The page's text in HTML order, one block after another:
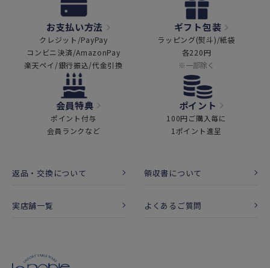
お支払い方法
クレジット/PayPay
コンビニ決済/AmazonPay
楽天ペイ/銀行振込/代金引換
ギフト包装
ラッピング(熨斗)/紙袋
各220円
※一部除く
会員特典
ポイント付与
会員ランクなど
ポイント
100円ご購入毎に
1ポイント進呈
返品・交換について 領収書について
実店舗一覧 よくあるご質問